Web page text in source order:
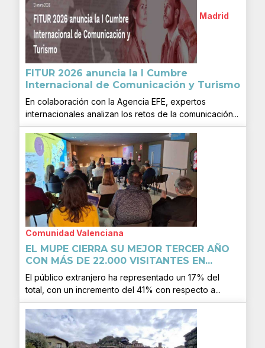
Madrid
FITUR 2026 anuncia la I Cumbre
Internacional de Comunicación y Turismo
En colaboración con la Agencia EFE, expertos
internacionales analizan los retos de la comunicación...
Comunidad Valenciana
EL MUPE CIERRA SU MEJOR TERCER AÑO
CON MÁS DE 22.000 VISITANTES EN...
El público extranjero ha representado un 17% del
total, con un incremento del 41% con respecto a...